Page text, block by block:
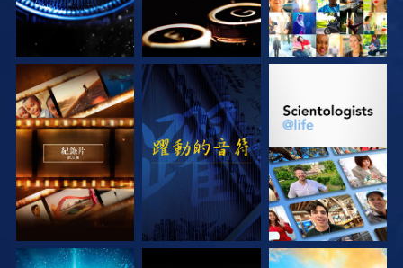
探索系列節目 觀看 探索系列節目